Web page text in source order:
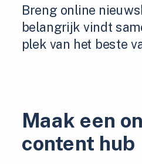
Breng online
belangrijk vindt
plek van het beste
Maak een
content hub